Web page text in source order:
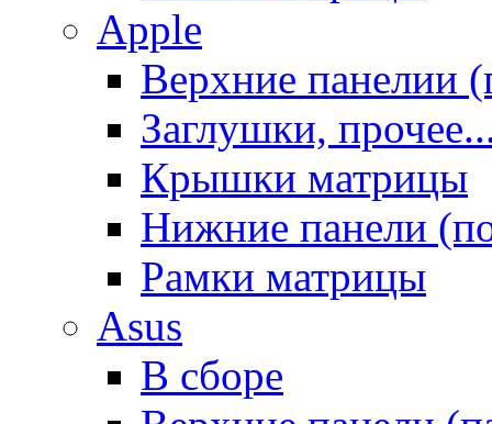
Apple
Верхние панелии
Заглушки,
Крышки матрицы
Нижние панели
Рамки матрицы
Asus
В сборе